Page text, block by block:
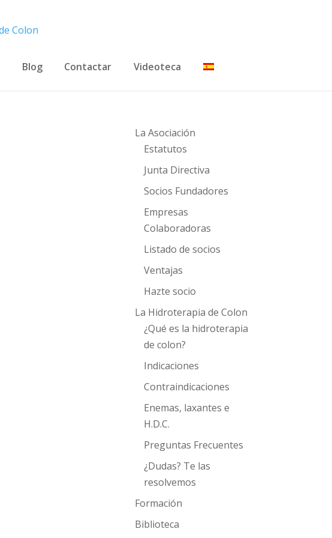
Blog Contactar Videoteca
La Asociación
Estatutos
Junta Directiva
Socios Fundadores
Empresas
Colaboradoras
Listado de socios
Ventajas
Hazte socio
La Hidroterapia de Colon
¿Qué es la hidroterapia
de colon?
Indicaciones
Contraindicaciones
Enemas, laxantes e
H.D.C.
Preguntas Frecuentes
¿Dudas? Te las
resolvemos
Formación
Biblioteca